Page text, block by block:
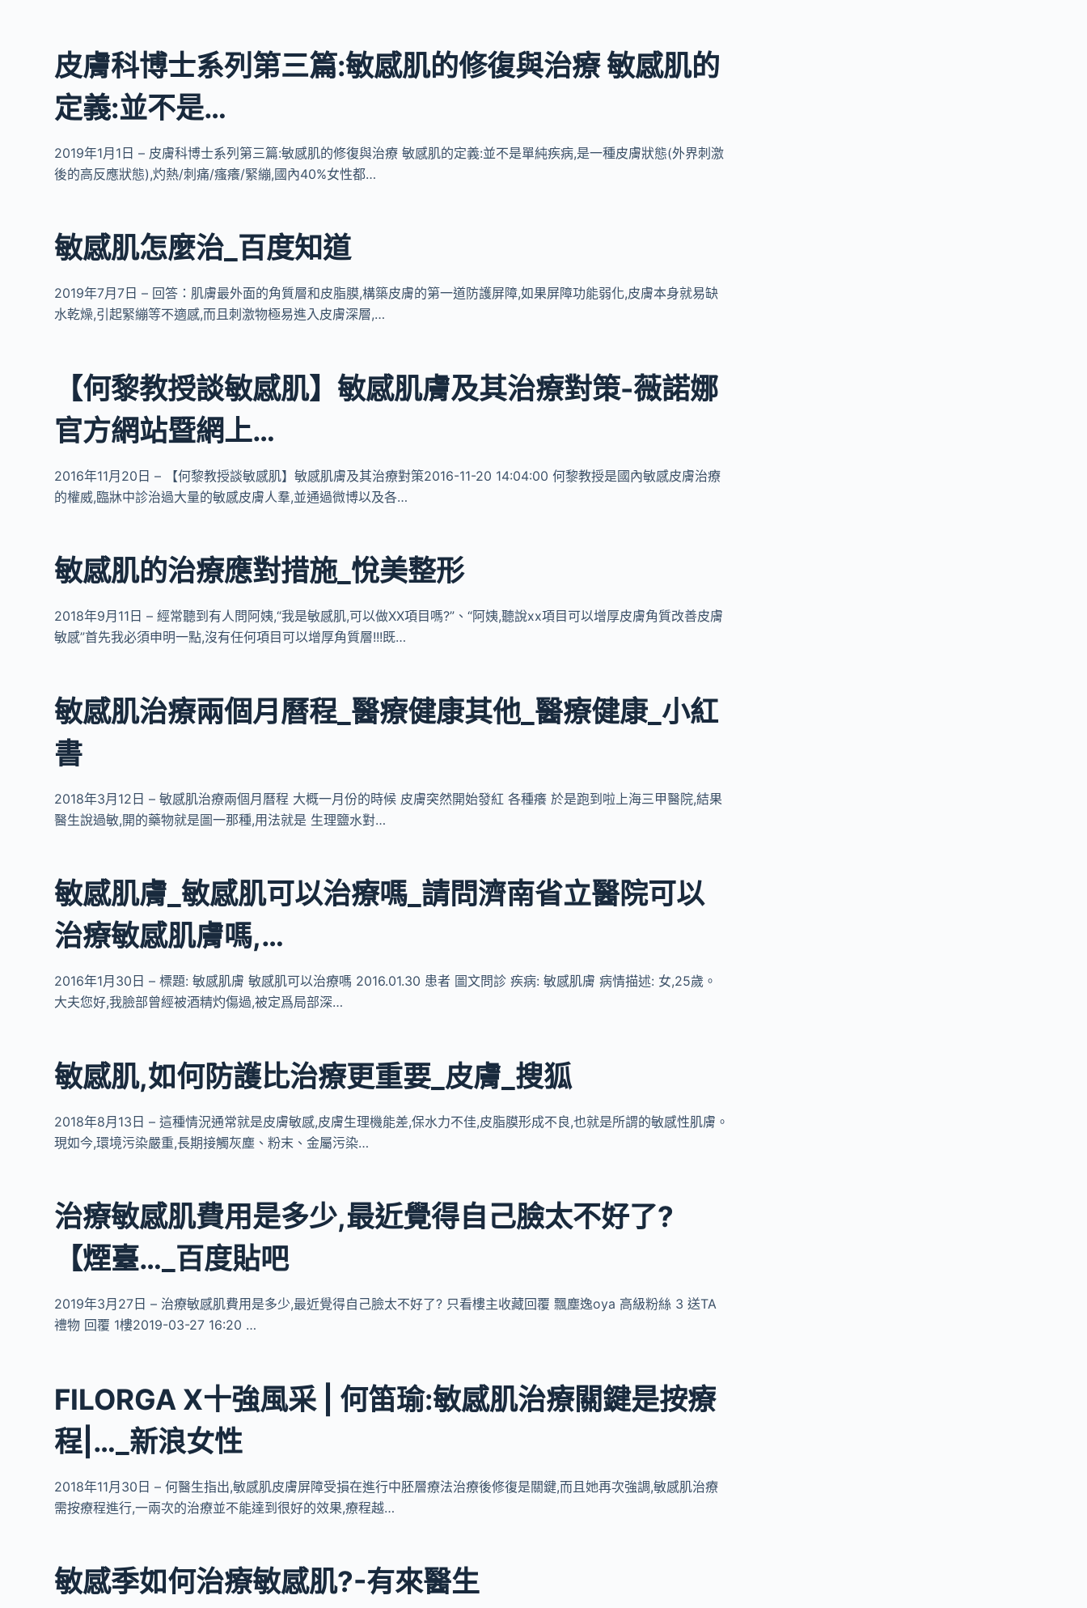
皮膚科博士系列第三篇:敏感肌的修復與治療 敏感肌的
定義:並不是…
2019年1月1日 – 皮膚科博士系列第三篇:敏感肌的修復與治療 敏感肌的定義:並不是單純疾病,是一種皮膚狀態(外界刺激
後的高反應狀態),灼熱/刺痛/瘙癢/緊繃,國內40%女性都…
敏感肌怎麼治_百度知道
2019年7月7日 – 回答：肌膚最外面的角質層和皮脂膜,構築皮膚的第一道防護屏障,如果屏障功能弱化,皮膚本身就易缺
水乾燥,引起緊繃等不適感,而且刺激物極易進入皮膚深層,…
【何黎教授談敏感肌】敏感肌膚及其治療對策-薇諾娜
官方網站暨網上…
2016年11月20日 – 【何黎教授談敏感肌】敏感肌膚及其治療對策2016-11-20 14:04:00 何黎教授是國內敏感皮膚治療
的權威,臨牀中診治過大量的敏感皮膚人羣,並通過微博以及各…
敏感肌的治療應對措施_悅美整形
2018年9月11日 – 經常聽到有人問阿姨,“我是敏感肌,可以做XX項目嗎?”、“阿姨,聽說xx項目可以增厚皮膚角質改善皮膚
敏感”首先我必須申明一點,沒有任何項目可以增厚角質層!!!既…
敏感肌治療兩個月曆程_醫療健康其他_醫療健康_小紅
書
2018年3月12日 – 敏感肌治療兩個月曆程 大概一月份的時候 皮膚突然開始發紅 各種癢 於是跑到啦上海三甲醫院,結果
醫生說過敏,開的藥物就是圖一那種,用法就是 生理鹽水對…
敏感肌膚_敏感肌可以治療嗎_請問濟南省立醫院可以
治療敏感肌膚嗎,…
2016年1月30日 – 標題: 敏感肌膚 敏感肌可以治療嗎 2016.01.30 患者 圖文問診 疾病: 敏感肌膚 病情描述: 女,25歲。
大夫您好,我臉部曾經被酒精灼傷過,被定爲局部深…
敏感肌,如何防護比治療更重要_皮膚_搜狐
2018年8月13日 – 這種情況通常就是皮膚敏感,皮膚生理機能差,保水力不佳,皮脂膜形成不良,也就是所謂的敏感性肌膚。
現如今,環境污染嚴重,長期接觸灰塵、粉末、金屬污染…
治療敏感肌費用是多少,最近覺得自己臉太不好了?
【煙臺…_百度貼吧
2019年3月27日 – 治療敏感肌費用是多少,最近覺得自己臉太不好了? 只看樓主收藏回覆 飄塵逸oya 高級粉絲 3 送TA
禮物 回覆 1樓2019-03-27 16:20 …
FILORGA X十強風采 | 何笛瑜:敏感肌治療關鍵是按療
程|…_新浪女性
2018年11月30日 – 何醫生指出,敏感肌皮膚屏障受損在進行中胚層療法治療後修復是關鍵,而且她再次強調,敏感肌治療
需按療程進行,一兩次的治療並不能達到很好的效果,療程越…
敏感季如何治療敏感肌?-有來醫生